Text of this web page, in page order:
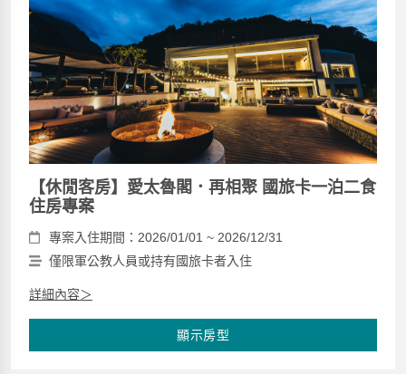
【休閒客房】愛太魯閣．再相聚 國旅卡一泊二食
住房專案
專案入住期間：2026/01/01 ~ 2026/12/31
僅限軍公教人員或持有國旅卡者入住
詳細內容＞
顯示房型